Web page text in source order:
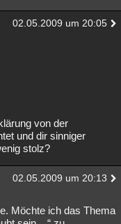
02.05.2009 um 20:05
von der
und dir sinniger
stolz?
02.05.2009 um 20:13
Möchte ich das Thema